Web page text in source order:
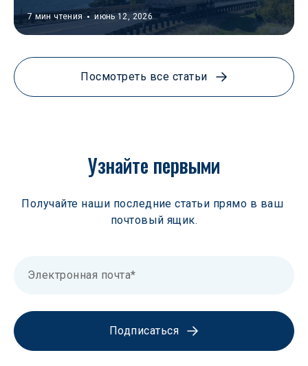
Посмотреть все статьи
7 мин чтения июнь 12, 2026
Узнайте первыми
Получайте наши последние статьи прямо в ваш
почтовый ящик.
Подписаться